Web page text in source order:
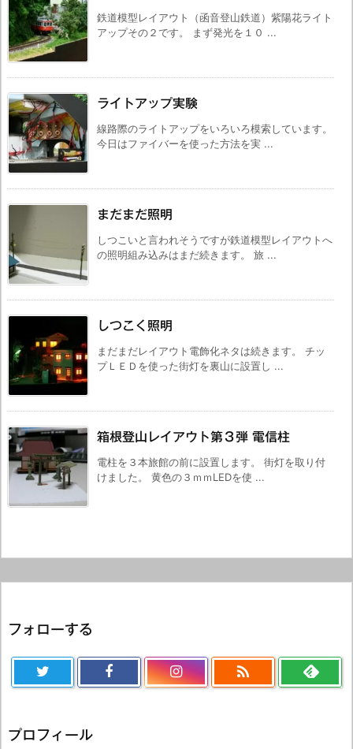
鉄道模型レイアウト（函音登山鉄道）紫陽花ライト
アップその２です。 まず発光を１０ ...
ライトアップ実験
線路際のライトアップをいろいろ模索しています。
今日はファイバーを使った方法を実 ...
まだまだ照明
しつこいと言われそうですが鉄道模型レイアウトへ
の照明組み込みはまだ続きます。 旅 ...
しつこく照明
まだまだレイアウト電飾化ネタは続きます。 チッ
プＬＥＤを使った街灯を裏山に設置し ...
箱根登山レイアウト第３弾 電信柱
電柱を３本旅館の前に設置します。 街灯を取り付
けました。 黄色の３ｍｍLEDを使 ...
フォローする

プロフィール